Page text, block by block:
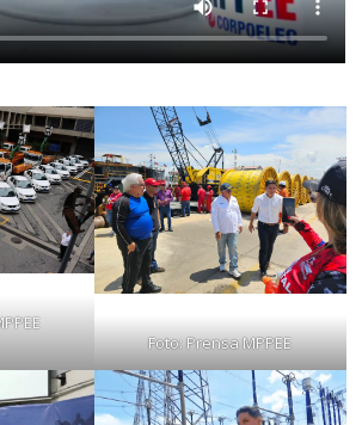
Foto: Prensa MPPEE